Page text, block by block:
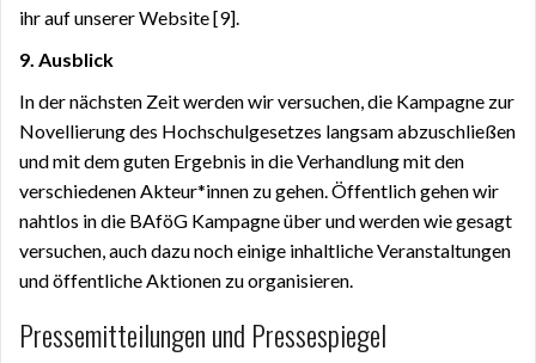
ihr auf unserer Website [9].
9. Ausblick
In der nächsten Zeit werden wir versuchen, die Kampagne zur
Novellierung des Hochschulgesetzes langsam abzuschließen
und mit dem guten Ergebnis in die Verhandlung mit den
verschiedenen Akteur*innen zu gehen. Öffentlich gehen wir
nahtlos in die BAföG Kampagne über und werden wie gesagt
versuchen, auch dazu noch einige inhaltliche Veranstaltungen
und öffentliche Aktionen zu organisieren.
Pressemitteilungen und Pressespiegel